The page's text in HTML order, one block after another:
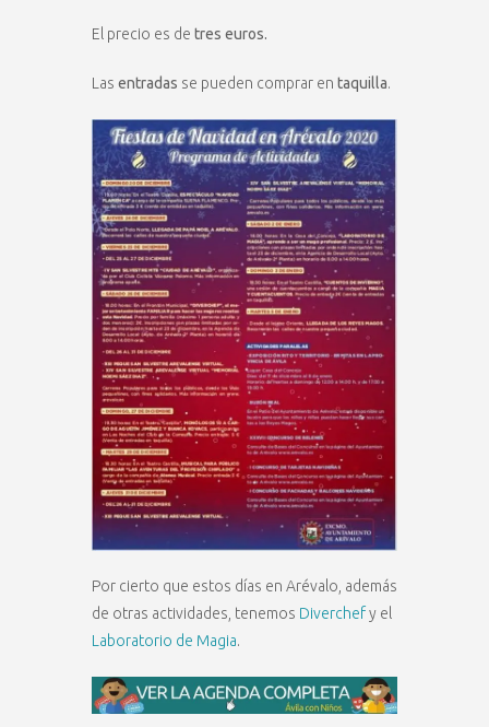
El precio es de tres euros.
Las entradas se pueden comprar en taquilla.
Por cierto que estos días en Arévalo, además
de otras actividades, tenemos Diverchefy el
Laboratorio de Magia.